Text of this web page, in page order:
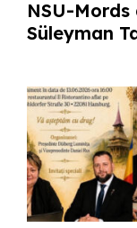
NSU-Mords
Süleyman